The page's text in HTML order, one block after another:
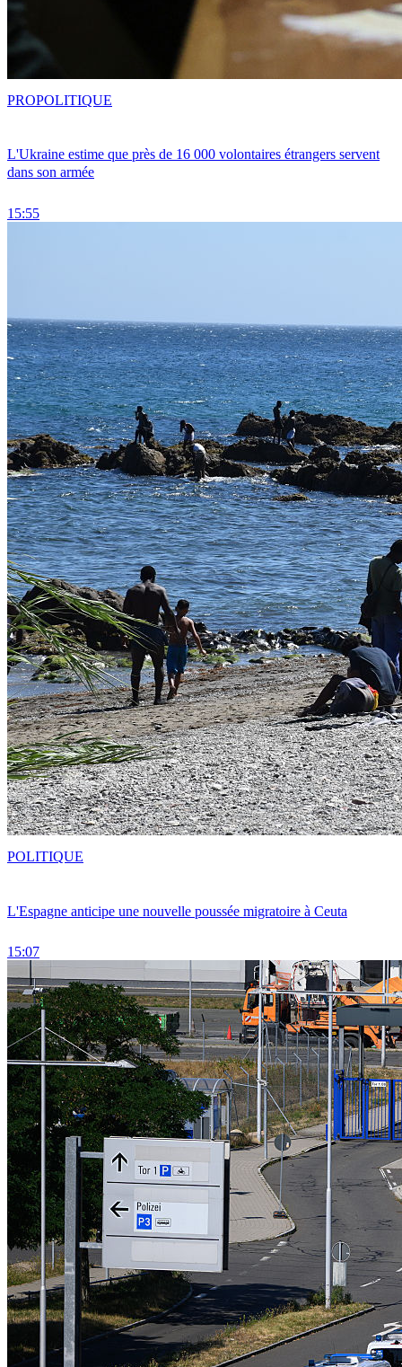
L'Ukraine estime que près de 16 000 volontaires étrangers servent
dans son armée
15:55
PROPOLITIQUE
L'Espagne anticipe une nouvelle poussée migratoire à Ceuta
15:07
POLITIQUE